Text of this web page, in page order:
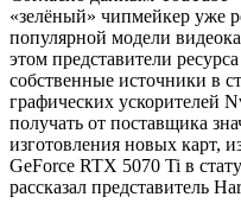
«зелёный» чипмейкер уже
популярной модели
этом представители
собственные источники в
графических ускорителей
получать от поставщика
изготовления новых карт,
GeForce RTX 5070 Ti в
рассказал представитель